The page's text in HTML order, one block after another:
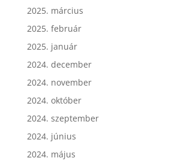
2025. március
2025. február
2025. január
2024. december
2024. november
2024. október
2024. szeptember
2024. június
2024. május